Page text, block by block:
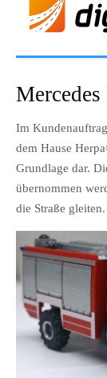
Galerie
Im
dem Hause
Grundlage dar.
übernommen
die Straße gleiten.